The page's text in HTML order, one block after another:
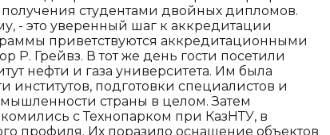
студентами двойных дипломов.
- это уверенный шаг к аккредитации
приветствуются аккредитационными
Р. Грейвз. В тот же день гости посетили
нефти и газа университета. Им была
институтов, подготовки специалистов и
страны в целом. Затем
с Технопарком при КазНТУ, в
профиля. Их поразило оснащение объектов